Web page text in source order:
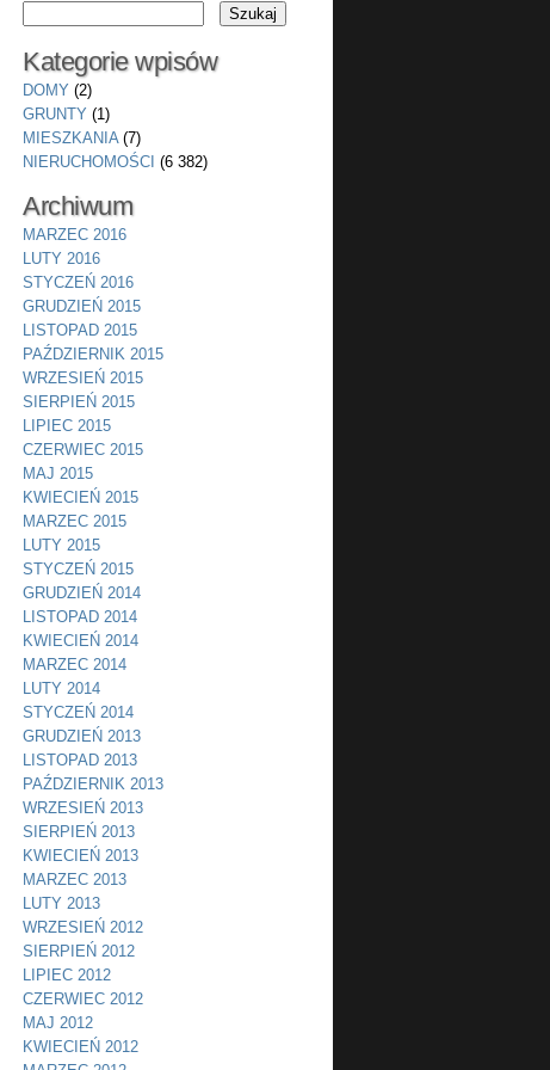
Kategorie wpisów
DOMY (2)
GRUNTY (1)
MIESZKANIA(7)
NIERUCHOMOŚCI (6 382)
Archiwum
MARZEC 2016
LUTY 2016
STYCZEŃ 2016
GRUDZIEŃ 2015
LISTOPAD 2015
PAŹDZIERNIK 2015
WRZESIEŃ 2015
SIERPIEŃ 2015
LIPIEC 2015
CZERWIEC 2015
MAJ 2015
KWIECIEŃ 2015
MARZEC 2015
LUTY 2015
STYCZEŃ 2015
GRUDZIEŃ 2014
LISTOPAD 2014
KWIECIEŃ 2014
MARZEC 2014
LUTY 2014
STYCZEŃ 2014
GRUDZIEŃ 2013
LISTOPAD 2013
PAŹDZIERNIK 2013
WRZESIEŃ 2013
SIERPIEŃ 2013
KWIECIEŃ 2013
MARZEC 2013
LUTY 2013
WRZESIEŃ 2012
SIERPIEŃ 2012
LIPIEC 2012
CZERWIEC 2012
MAJ 2012
KWIECIEŃ 2012